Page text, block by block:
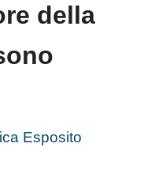
della
Esposito